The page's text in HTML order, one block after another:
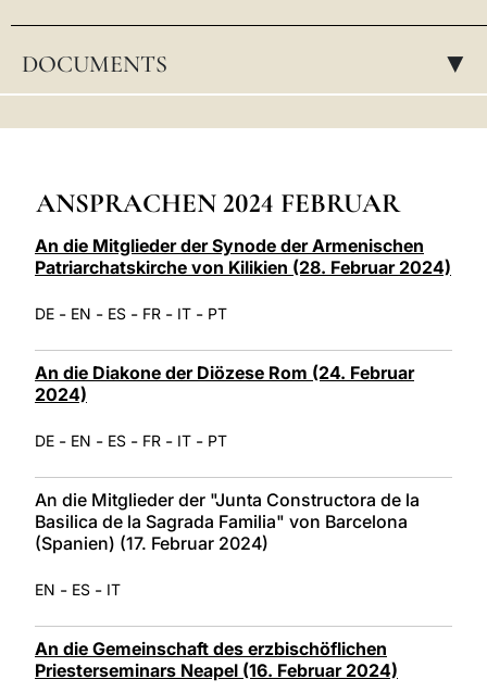
العربيّة
DOCUMENTS ▸
ANSPRACHEN 2024 FEBRUAR
An die Mitglieder der Synode der Armenischen
Patriarchatskirche von Kilikien (28. Februar 2024)
DE - EN - ES - FR - IT - PT
An die Diakone der Diözese Rom (24. Februar
2024)
DE - EN - ES - FR - IT - PT
An die Mitglieder der "Junta Constructora de la
Basilica de la Sagrada Familia" von Barcelona
(Spanien) (17. Februar 2024)
EN - ES - IT
An die Gemeinschaft des erzbischöflichen
Priesterseminars Neapel (16. Februar 2024)